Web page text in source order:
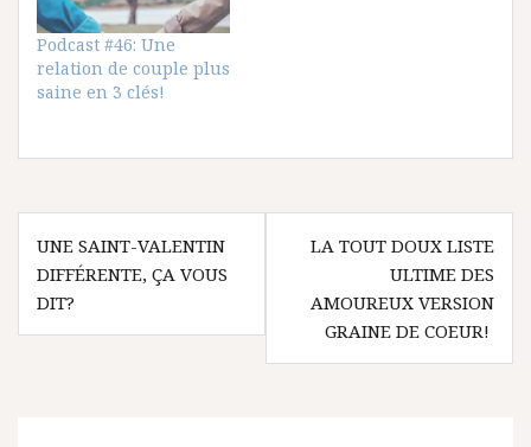
Podcast #46: Une
relation de couple plus
saine en 3 clés!
Navigation
de
l’article
UNE SAINT-VALENTIN
DIFFÉRENTE, ÇA VOUS
DIT?
LA TOUT DOUX LISTE
ULTIME DES
AMOUREUX VERSION
GRAINE DE COEUR!